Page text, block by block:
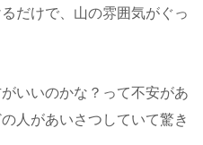
だけで、山の雰囲気がぐっ
いいのかな？って不安があ
人があいさつしていて驚き